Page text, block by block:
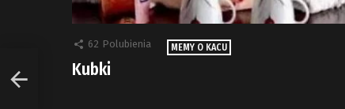
62 Polubienia MEMY O KACU
Kubki